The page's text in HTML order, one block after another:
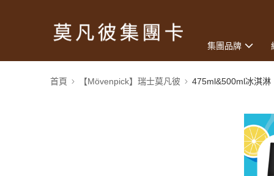
集團品牌
首頁 【Mövenpick】瑞士莫凡彼 475ml&500ml冰淇淋